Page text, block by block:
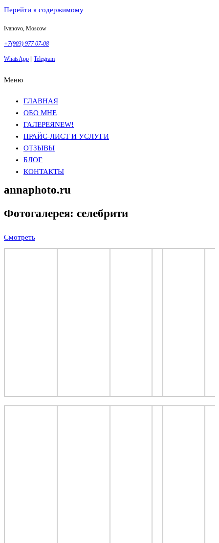
Перейти к содержимому
Ivanovo, Moscow
+7(903) 977 07-08
WhatsApp Telegram
Меню
ГЛАВНАЯ
ОБО МНЕ
ГАЛЕРЕЯNEW!
ПРАЙС-ЛИСТ И УСЛУГИ
ОТЗЫВЫ
БЛОГ
КОНТАКТЫ
annaphoto.ru
Фотогалерея: селебрити
Смотреть